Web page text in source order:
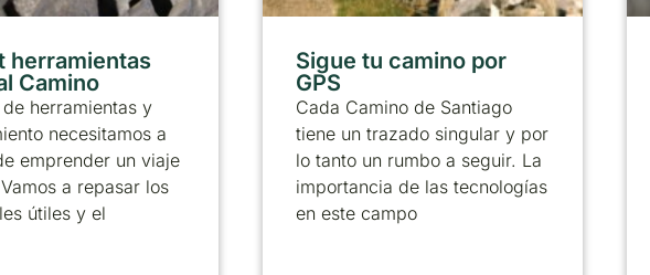
herramientas
Camino
de herramientas y
necesitamos a
emprender un viaje
a repasar los
útiles y el
Sigue tu camino por
GPS
Cada Camino de Santiago
tiene un trazado singular y por
lo tanto un rumbo a seguir. La
importancia de las tecnologías
en este campo